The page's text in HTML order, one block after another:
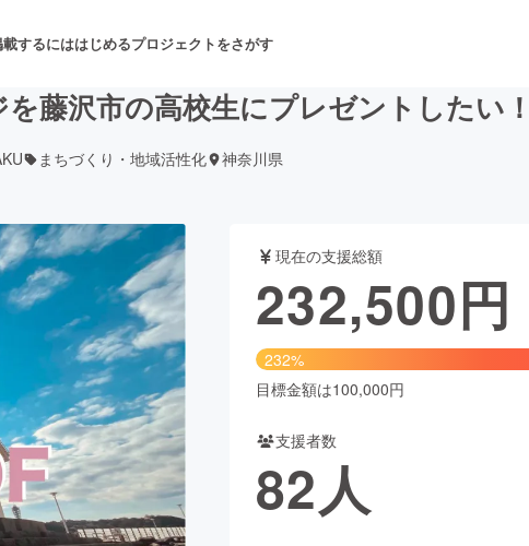
するにははじめるプロジェクトをさがす
舞台・パフォーマンス
フード・飲食店 ファッション
アニメ・漫画
ビューティー・ヘルスケア
藤沢市の高校生にプレゼントしたい！
まちづくり・地域活性化 神奈川県
現在の支援総額
232,500円
232%
目標金額は100,000円
支援者数
82人